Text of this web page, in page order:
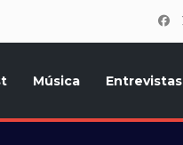
Música Entrevistas